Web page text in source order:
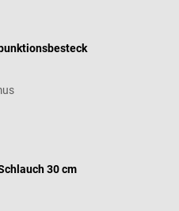
30 cm